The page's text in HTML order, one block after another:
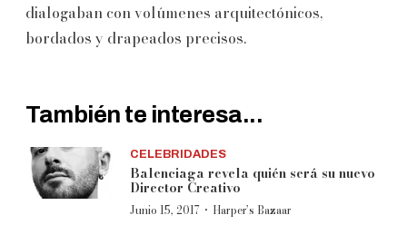
dialogaban con volúmenes arquitectónicos,
bordados y drapeados precisos.
También te interesa...
CELEBRIDADES
Balenciaga revela quién será su nuevo
Director Creativo
Junio 15, 2017 · Harper’s Bazaar